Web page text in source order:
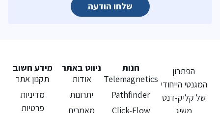
שלחו הודעה
הפתרון
המגנטי הייחודי
של קליק-דנט
חנות
Telemagnetics
Pathfinder
Click-Flow
ניווט באתר
אודות
יתרונות
מאמרים
מידע חשוב
תקנון אתר
מדיניות
פרטיות